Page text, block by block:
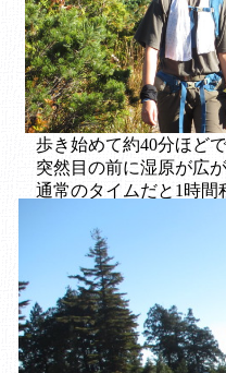
歩き始めて約40分ほど
突然目の前に湿原が広
通常のタイムだと1時